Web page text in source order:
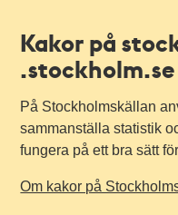
Kakor på
.stockholm.se
På Stockholmskällan
sammanställa statistik
fungera på ett bra sätt
Om kakor på